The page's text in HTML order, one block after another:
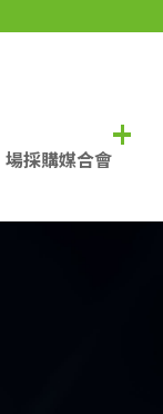
場採購媒合會+